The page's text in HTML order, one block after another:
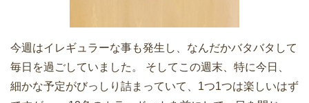
今週はイレギュラーな事も発生し、なんだかバタバタして
毎日を過ごしていました。 そしてこの週末、特に今日、
細かな予定がびっしり詰まっていて、1つ1つは楽しいはず